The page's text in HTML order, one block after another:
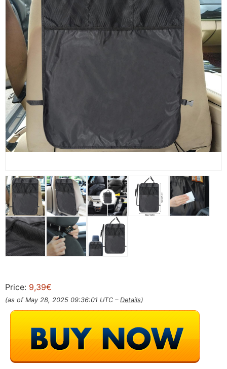
Price: 9,39€
(as of May 28, 2025 09:36:01 UTC – Details)